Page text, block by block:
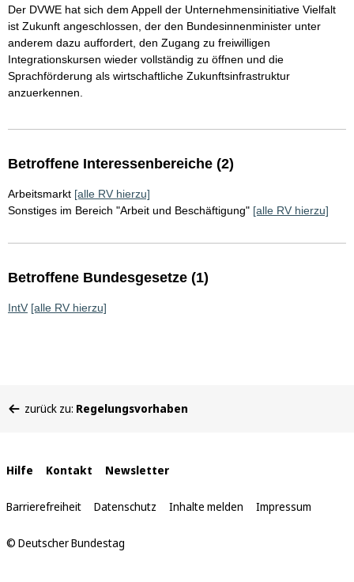
Der DVWE hat sich dem Appell der Unternehmensinitiative Vielfalt
ist Zukunft angeschlossen, der den Bundesinnenminister unter
anderem dazu auffordert, den Zugang zu freiwilligen
Integrationskursen wieder vollständig zu öffnen und die
Sprachförderung als wirtschaftliche Zukunftsinfrastruktur
anzuerkennen.
Betroffene Interessenbereiche (2)
Arbeitsmarkt [alle RV hierzu]
Sonstiges im Bereich "Arbeit und Beschäftigung" [alle RV hierzu]
Betroffene Bundesgesetze (1)
IntV [alle RV hierzu]
befinden
zurück zu: Regelungsvorhaben
Interne
Links
Hilfe Kontakt Newsletter
Barrierefreiheit Datenschutz Inhalte melden Impressum
© Deutscher Bundestag